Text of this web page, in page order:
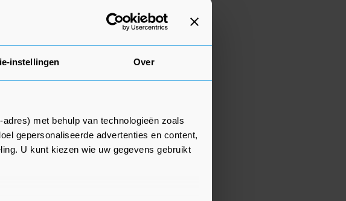
instellingen Over
met behulp van technologieën zoals
gepersonaliseerde advertenties en content,
U kunt kiezen wie uw gegevens gebruikt